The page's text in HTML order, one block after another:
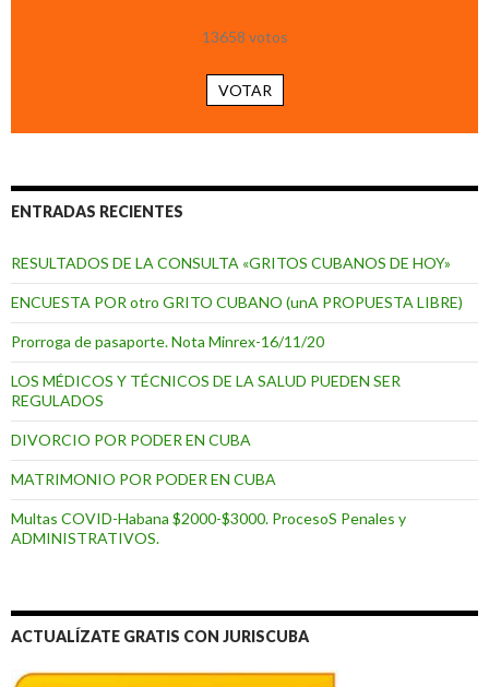
13658 votos
VOTAR
ENTRADAS RECIENTES
RESULTADOS DE LA CONSULTA «GRITOS CUBANOS DE HOY»
ENCUESTA POR otro GRITO CUBANO (unA PROPUESTA LIBRE)
Prorroga de pasaporte. Nota Minrex-16/11/20
LOS MÉDICOS Y TÉCNICOS DE LA SALUD PUEDEN SER
REGULADOS
DIVORCIO POR PODER EN CUBA
MATRIMONIO POR PODER EN CUBA
Multas COVID-Habana $2000-$3000. ProcesoS Penales y
ADMINISTRATIVOS.
ACTUALÍZATE GRATIS CON JURISCUBA